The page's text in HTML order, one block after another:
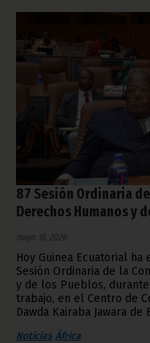
87 Sesión Ordinaria
Derechos Humanos y
mayo 18, 2026
Hoy Guinea Ecuatorial
Sesión Ordinaria de la
y de los Pueblos,
trabajo, en el Centro de
Dawda Kairaba Jawara
Noticias África